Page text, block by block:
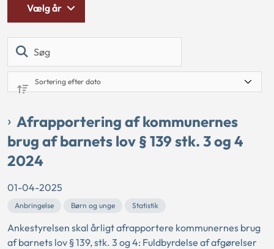
Vælg år
Afrapportering af kommunernes
brug af barnets lov § 139 stk. 3 og 4
2024
01-04-2025
Anbringelse Børn og unge Statistik
Ankestyrelsen skal årligt afrapportere kommunernes brug
af barnets lov § 139, stk. 3 og 4: Fuldbyrdelse af afgørelser